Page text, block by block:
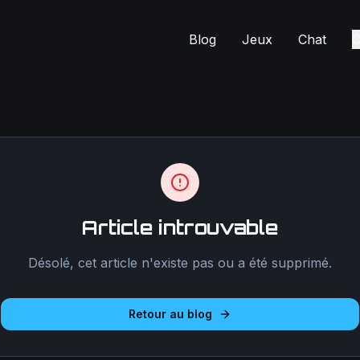
Blog Jeux Chat
Article introuvable
Désolé, cet article n'existe pas ou a été supprimé.
Retour au blog